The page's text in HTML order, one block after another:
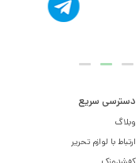
دسترسی سریع
وبلاگ
ارتباط با لوازم تحریر